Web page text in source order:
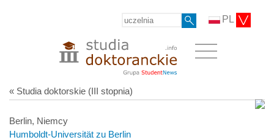
PL
« Studia doktorskie (III stopnia)
Berlin, Niemcy
Humboldt-Universität zu Berlin